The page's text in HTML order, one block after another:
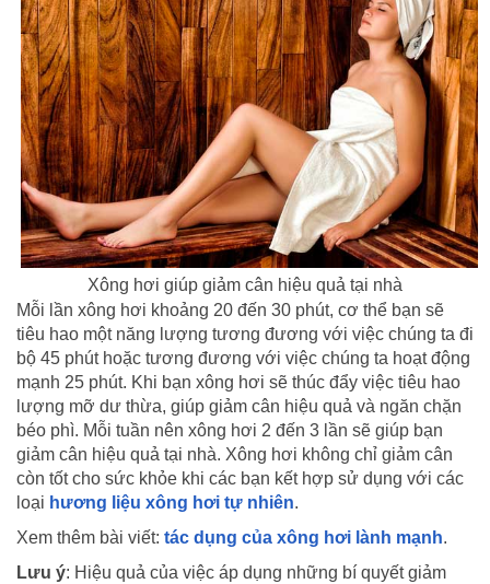
Xông hơi giúp giảm cân hiệu quả tại nhà
Mỗi lần xông hơi khoảng 20 đến 30 phút, cơ thể bạn sẽ
tiêu hao một năng lượng tương đương với việc chúng ta đi
bộ 45 phút hoặc tương đương với việc chúng ta hoạt động
mạnh 25 phút. Khi bạn xông hơi sẽ thúc đẩy việc tiêu hao
lượng mỡ dư thừa, giúp giảm cân hiệu quả và ngăn chặn
béo phì. Mỗi tuần nên xông hơi 2 đến 3 lần sẽ giúp bạn
giảm cân hiệu quả tại nhà. Xông hơi không chỉ giảm cân
còn tốt cho sức khỏe khi các bạn kết hợp sử dụng với các
loại hương liệu xông hơi tự nhiên.
Xem thêm bài viết: tác dụng của xông hơi lành mạnh.
Lưu ý: Hiệu quả của việc áp dụng những bí quyết giảm